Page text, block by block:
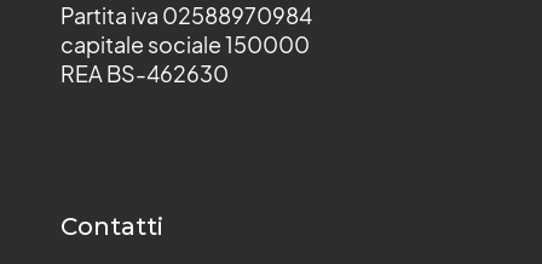
Partita iva 02588970984
capitale sociale 150000
REA BS-462630
Contatti